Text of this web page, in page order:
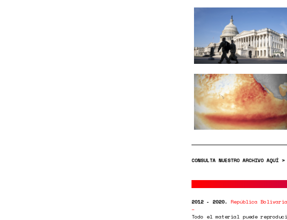
CONSULTA NUESTRO ARCHIVO AQUÍ >
2012 - 2020. República
Todo el material puede